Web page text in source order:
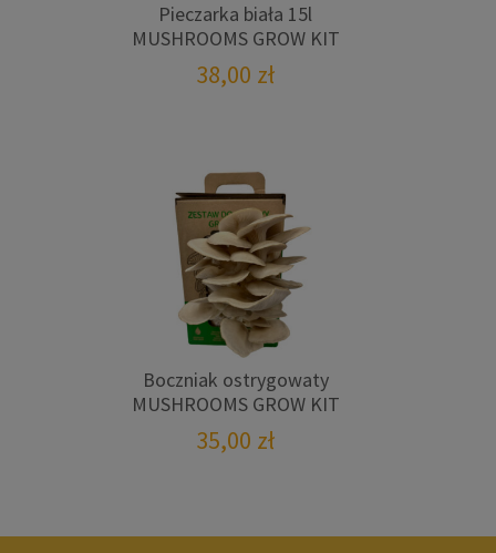
Pieczarka biała 15l
MUSHROOMS GROW KIT
38,00 zł
Boczniak ostrygowaty
MUSHROOMS GROW KIT
35,00 zł